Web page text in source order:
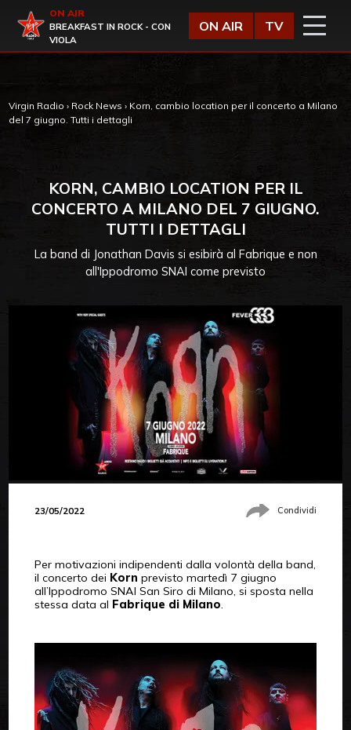
Virgin Radio
ON AIR
BREAKFAST IN ROCK - CON
VIOLA
ON AIR TV
Virgin Radio › Rock News › Korn, cambio location per il concerto a Milano
del 7 giugno. Tutti i dettagli
KORN, CAMBIO LOCATION PER IL
CONCERTO A MILANO DEL 7 GIUGNO.
TUTTI I DETTAGLI
La band di Jonathan Davis si esibirà al Fabrique e non
all'Ippodromo SNAI come previsto
23/05/2022 Condividi
Per motivazioni indipendenti dalla volontà della band,
il concerto dei Korn previsto martedì 7 giugno
all’Ippodromo SNAI San Siro di Milano, si sposta nella
stessa data al Fabrique di Milano.